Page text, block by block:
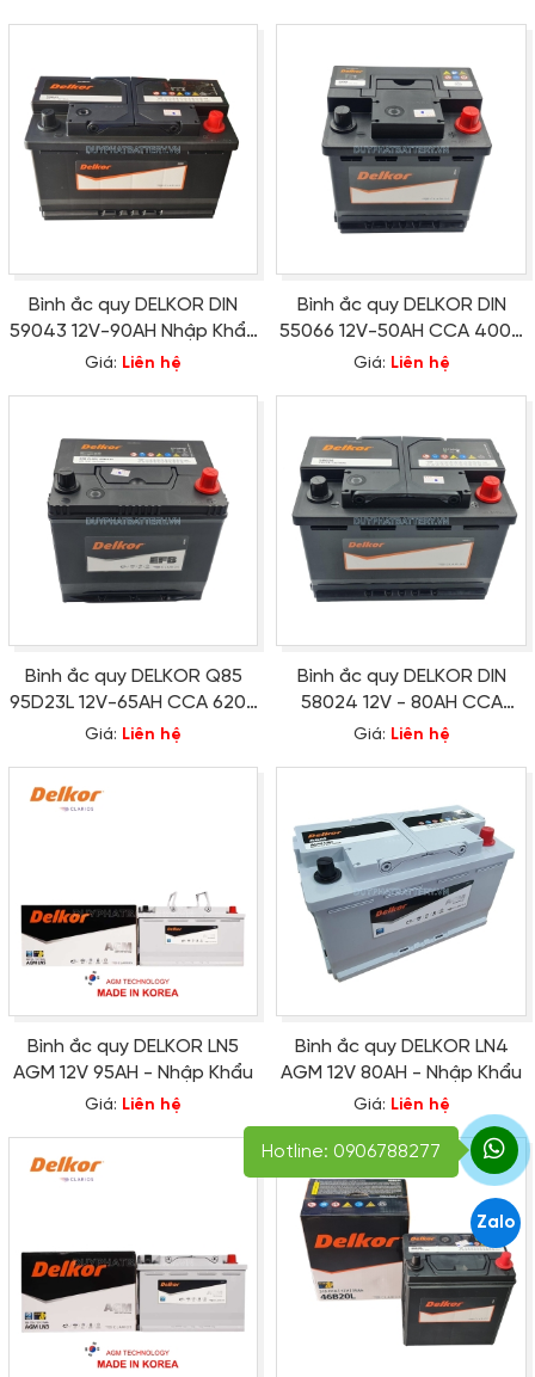
Bình ắc quy DELKOR DIN
59043 12V-90AH Nhập Khẩu
Hàn Quốc
Giá: Liên hệ
Bình ắc quy DELKOR DIN
55066 12V-50AH CCA 400A
Hàn Quốc
Giá: Liên hệ
Bình ắc quy DELKOR Q85
95D23L 12V-65AH CCA 620A
Hàn Quốc
Giá: Liên hệ
Bình ắc quy DELKOR DIN
58024 12V - 80AH CCA
770A Hàn Quốc
Giá: Liên hệ
Bình ắc quy DELKOR LN5
AGM 12V 95AH - Nhập Khẩu
Giá: Liên hệ
Bình ắc quy DELKOR LN4
AGM 12V 80AH - Nhập Khẩu
Giá: Liên hệ
Hotline: 0906788277
Zalo